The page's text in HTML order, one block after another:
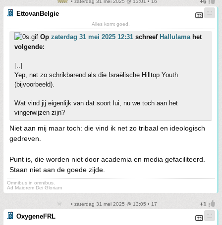
EttovanBelgie
Alles komt goed.
Op zaterdag 31 mei 2025 12:31 schreef Hallulama het
volgende:
[..]
Yep, net zo schrikbarend als die Israëlische Hilltop Youth
(bijvoorbeeld).
Wat vind jij eigenlijk van dat soort lui, nu we toch aan het
vingerwijzen zijn?
Niet aan mij maar toch: die vind ik net zo tribaal en ideologisch
gedreven.
Punt is, die worden niet door academia en media gefaciliteerd.
Staan niet aan de goede zijde.
Omnibus in omnibus.
Ad Maiorem Dei Gloriam
• zaterdag 31 mei 2025 @ 13:05 • 17
OxygeneFRL